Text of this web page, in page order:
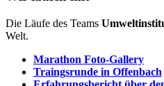
Die Läufe des Teams
Welt.
Marathon Foto-Gallery
Traingsrunde in Offenbach